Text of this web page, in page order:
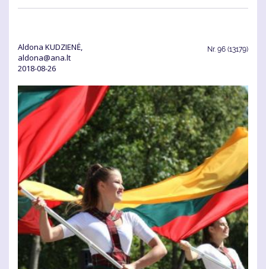
Aldona KUDZIENĖ,
aldona@ana.lt
2018-08-26
Nr. 96 (13179)